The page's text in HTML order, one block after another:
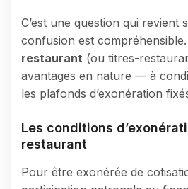
C’est une question qui revient
confusion est compréhensible.
restaurant (ou titres-
avantages en nature — à
les plafonds d’exonération
Les conditions
restaurant
Pour être exonérée de